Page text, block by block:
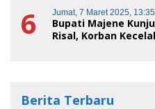
6 Jumat, 7 Maret 2025,
Bupati Majene
Risal, Korban
Berita Terbaru